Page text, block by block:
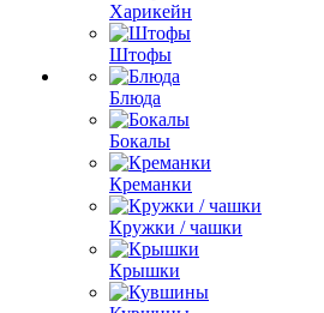
Харикейн
Штофы
Блюда
Бокалы
Креманки
Кружки / чашки
Крышки